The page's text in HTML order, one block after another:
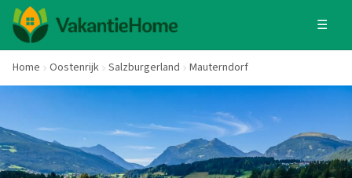
☰
Home Oostenrijk Salzburgerland Mauterndorf